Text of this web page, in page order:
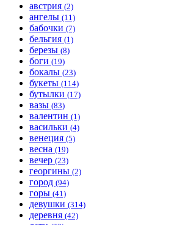
австрия (2)
ангелы (11)
бабочки (7)
бельгия (1)
березы (8)
боги (19)
бокалы (23)
букеты (114)
бутылки (17)
вазы (83)
валентин (1)
васильки (4)
венеция (5)
весна (19)
вечер (23)
георгины (2)
город (94)
горы (41)
девушки (314)
деревня (42)